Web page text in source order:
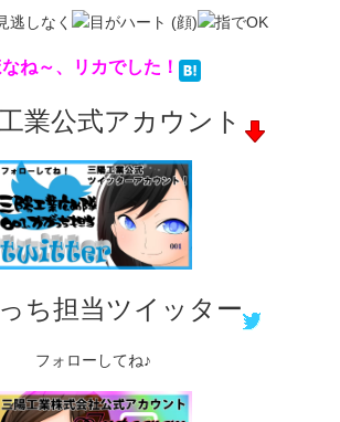
逃しなく
ね～、リカでした！
業公式アカウント
ち担当ツイッター
フォローしてね♪